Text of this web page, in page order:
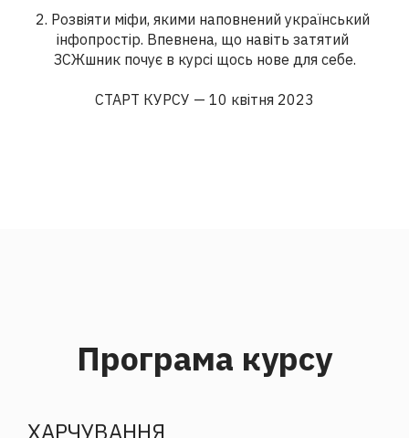
2. Розвіяти міфи, якими наповнений український
інфопростір. Впевнена, що навіть затятий
ЗСЖшник почує в курсі щось нове для себе.
СТАРТ КУРСУ — 10 квітня 2023
Програма курсу
ХАРЧУВАННЯ